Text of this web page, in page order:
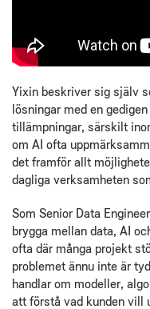
Yixin beskriver sig själv
lösningar med en
tillämpningar, särskilt
om AI ofta
det framför allt
dagliga verksamheten
Som Senior Data
brygga mellan data, AI
ofta där många projekt
problemet ännu inte är
handlar om modeller,
att förstå vad kunden vill